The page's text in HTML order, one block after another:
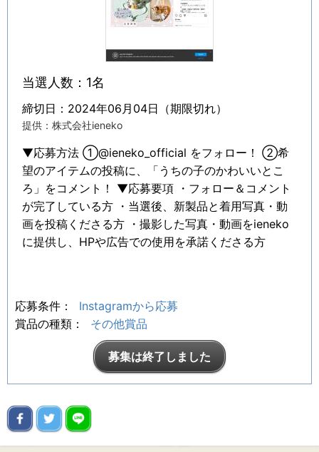
当選人数：1名
締切日：2024年06月04日（期限切れ）
提供：株式会社ieneko
▼応募方法 ①@ieneko_official をフォロー！ ②希
望のアイテムの投稿に、「うちの子のかわいいとこ
ろ」をコメント！ ▼応募要項 ・フォロー＆コメント
が完了している方 ・当選後、新製品と着用写真・動
画を投稿くださる方 ・撮影した写真・動画をieneko
に提供し、HPや広告での使用を承諾くださる方
応募条件：
Instagramから応募
賞品の種類：
その他賞品
募集は終了しました